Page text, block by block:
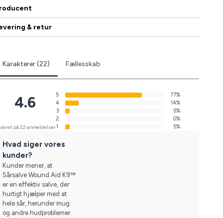
& retur
Karakterer (22) Fællesskab
4.6
på 22 anmeldelser
5
77%
4
14%
3
5%
2
0%
1
5%
Hvad siger vores
kunder?
Kunder mener, at
Sårsalve Wound Aid K9™
er en effektiv salve, der
hurtigt hjælper med at
hele sår, herunder mug
og andre hudproblemer.